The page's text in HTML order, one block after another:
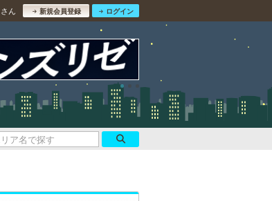
さん 新規会員登録 ログイン